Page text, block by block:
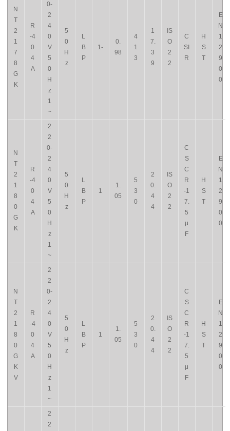
N
T
2
1
7
8
G
K
R
-4
0
4
A
0-
2
4
0
V
5
0
H
z
1
~
5
0
H
z
L
B
P
1-
0.
98
4
1
3
1
7.
3
9
IS
O
2
2
C
SI
R
H
S
T
E
N
1
2
9
0
0
N
T
2
1
8
0
G
K
R
-4
0
4
A
2
2
0-
2
4
0
V
5
0
H
z
1
~
5
0
H
z
L
B
P
1
1.
05
5
3
0
2
0.
4
4
IS
O
2
2
C
S
C
R
-1
7.
5
μ
F
H
S
T
E
N
1
2
9
0
0
N
T
2
1
8
0
G
K
V
R
-4
0
4
A
2
2
0-
2
4
0
V
5
0
H
z
1
~
5
0
H
z
L
B
P
1
1.
05
5
3
0
2
0.
4
4
IS
O
2
2
C
S
C
R
-1
7.
5
μ
F
H
S
T
E
N
1
2
9
0
0
2
2